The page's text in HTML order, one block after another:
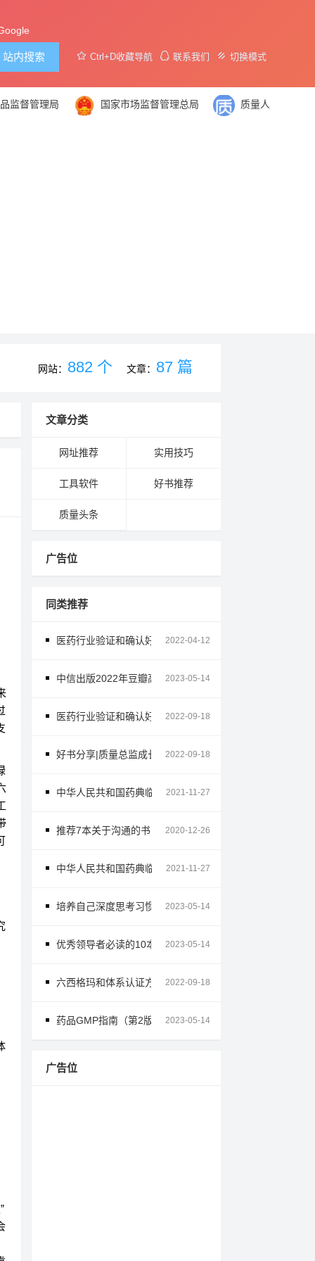
Ctrl+D收藏导航 联系我们 切换模式
站内搜索
监督管理局 国家市场监督管理总局 质量人
网站： 882 个 文章： 87 篇
文章分类
网址推荐 实用技巧
工具软件 好书推荐
质量头条
广告位
同类推荐
医药行业验证和确认好书推荐2022-04-12
中信出版2022年豆瓣高分推荐-经管系列
2023-05-14
医药行业验证和确认好书推荐2022-09-18
好书分享|质量总监成长记2022-09-18
中华人民共和国药典临床用药须知
2021-11-27
推荐7本关于沟通的书 2020-12-26
中华人民共和国药典临床用药须知 化学药和生物制品卷
2021-11-27
培养自己深度思考习惯的7本好书
2023-05-14
优秀领导者必读的10本管理学书籍
2023-05-14
六西格玛和体系认证方面的好书推荐
2022-09-18
药品GMP指南（第2版）2023年版
2023-05-14
广告位